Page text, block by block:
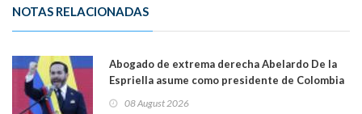
NOTAS RELACIONADAS
Abogado de extrema derecha Abelardo De la
Espriella asume como presidente de Colombia
08 August 2026